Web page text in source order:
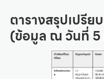
ตารางสรุปเปรีย
(ข้อมูล ณ วันที่